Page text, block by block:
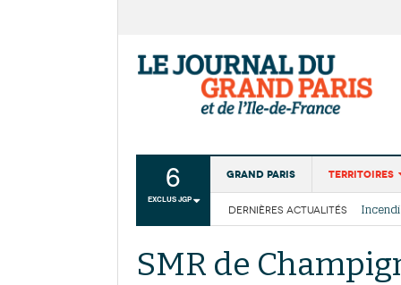
6
EXCLUS JGP
Grand Paris Territoires
Institutions
DERNIÈRES ACTUALITÉS
La
SMR de